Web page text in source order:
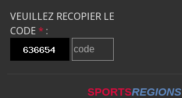
VEUILLEZ RECOPIER LE
CODE * :
SPORTSREGIONS